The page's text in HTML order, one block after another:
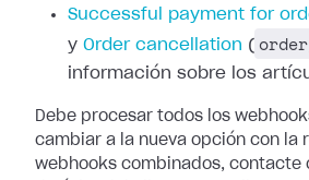
Successful
payment for
y Order cancellation (
información sobre los
Debe procesar todos los
cambiar a la nueva opción con la
webhooks combinados, contacte